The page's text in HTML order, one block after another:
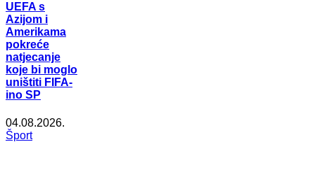
UEFA s
Azijom i
Amerikama
pokreće
natjecanje
koje bi moglo
uništiti FIFA-
ino SP
04.08.2026.
Šport